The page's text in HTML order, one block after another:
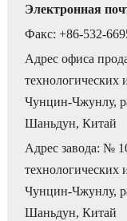
Электронная
Факс: +86-532-
Адрес офиса
технологических
Чунцин-Чжунлу,
Шаньдун, Китай
Адрес завода: №
технологических
Чунцин-Чжунлу,
Шаньдун, Китай